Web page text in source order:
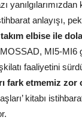
anlayışı,
elbise ile
MI5-
faaliyetini
fark etmemiz zor
kitabı